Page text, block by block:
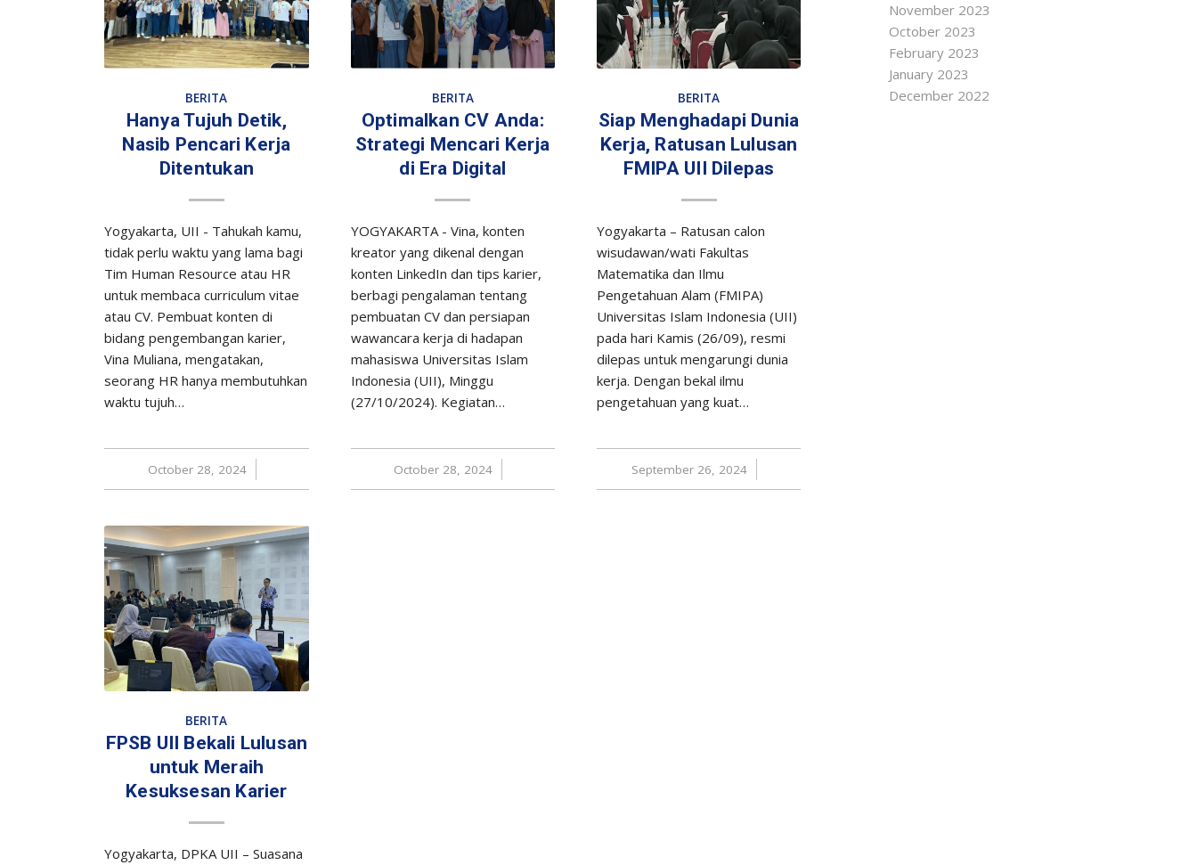
BERITA
Hanya Tujuh Detik,
Nasib Pencari Kerja
Ditentukan
Yogyakarta, UII - Tahukah kamu,
tidak perlu waktu yang lama bagi
Tim Human Resource atau HR
untuk membaca curriculum vitae
atau CV. Pembuat konten di
bidang pengembangan karier,
Vina Muliana, mengatakan,
seorang HR hanya membutuhkan
waktu tujuh…
October 28, 2024
/
BERITA
Optimalkan CV Anda:
Strategi Mencari Kerja
di Era Digital
YOGYAKARTA - Vina, konten
kreator yang dikenal dengan
konten LinkedIn dan tips karier,
berbagi pengalaman tentang
pembuatan CV dan persiapan
wawancara kerja di hadapan
mahasiswa Universitas Islam
Indonesia (UII), Minggu
(27/10/2024). Kegiatan…
October 28, 2024
/
BERITA
Siap Menghadapi Dunia
Kerja, Ratusan Lulusan
FMIPA UII Dilepas
Yogyakarta – Ratusan calon
wisudawan/wati Fakultas
Matematika dan Ilmu
Pengetahuan Alam (FMIPA)
Universitas Islam Indonesia (UII)
pada hari Kamis (26/09), resmi
dilepas untuk mengarungi dunia
kerja. Dengan bekal ilmu
pengetahuan yang kuat…
September 26, 2024
/
BERITA
FPSB UII Bekali Lulusan
untuk Meraih
Kesuksesan Karier
Yogyakarta, DPKA UII – Suasana
November 2023
October 2023
February 2023
January 2023
December 2022